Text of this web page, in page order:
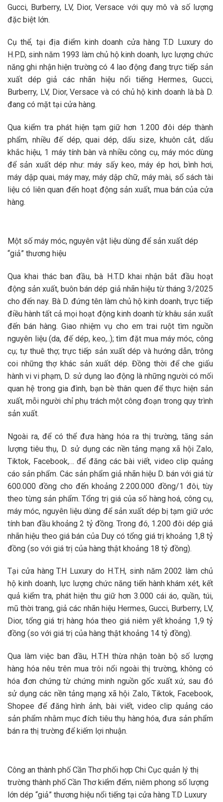
Gucci, Burberry, LV, Dior, Versace với quy mô và số lượng
đặc biệt lớn.
Cụ thể, tại địa điểm kinh doanh cửa hàng T.D Luxury do
H.P.D, sinh năm 1993 làm chủ hộ kinh doanh, lực lượng chức
năng ghi nhận hiện trường có 4 lao động đang trực tiếp sản
xuất dép giả các nhãn hiệu nổi tiếng Hermes, Gucci,
Burberry, LV, Dior, Versace và có chủ hộ kinh doanh là bà D.
đang có mặt tại cửa hàng.
Qua kiểm tra phát hiện tạm giữ hơn 1.200 đôi dép thành
phẩm, nhiều đế dép, quai dép, dấu size, khuôn cắt, dấu
khắc hiệu, 1 máy tính bàn và nhiều công cụ, máy móc dùng
để sản xuất dép như: máy sấy keo, máy ép hơi, bình hơi,
máy dập quai, máy may, máy dập chữ, máy mài, sổ sách tài
liệu có liên quan đến hoạt động sản xuất, mua bán của cửa
hàng.
Một số máy móc, nguyên vật liệu dùng để sản xuất dép
“giả” thương hiệu
Qua khai thác ban đầu, bà H.T.D khai nhận bắt đầu hoạt
động sản xuất, buôn bán dép giả nhãn hiệu từ tháng 3/2025
cho đến nay. Bà D. đứng tên làm chủ hộ kinh doanh, trực tiếp
điều hành tất cả mọi hoạt động kinh doanh từ khâu sản xuất
đến bán hàng. Giao nhiệm vụ cho em trai ruột tìm nguồn
nguyên liệu (da, đế dép, keo,..); tìm đặt mua máy móc, công
cụ; tự thuê thợ; trực tiếp sản xuất dép và hướng dẫn, trông
coi những thợ khác sản xuất dép. Đồng thời để che giấu
hành vi vi phạm, D. sử dụng lao động là những người có mối
quan hệ trong gia đình, bạn bè thân quen để thực hiện sản
xuất, mỗi người chỉ phụ trách một công đoạn trong quy trình
sản xuất.
Ngoài ra, để có thể đưa hàng hóa ra thị trường, tăng sản
lượng tiêu thụ, D. sử dụng các nền tảng mạng xã hội Zalo,
Tiktok, Facebook,… để đăng các bài viết, video clip quảng
cáo sản phẩm. Các sản phẩm giả nhãn hiệu D. bán với giá từ
600.000 đồng cho đến khoảng 2.200.000 đồng/1 đôi, tùy
theo từng sản phẩm. Tổng trị giá của số hàng hoá, công cụ,
máy móc, nguyên liệu dùng để sản xuất dép bị tạm giữ ước
tính ban đầu khoảng 2 tỷ đồng. Trong đó, 1.200 đôi dép giả
nhãn hiệu theo giá bán của Duy có tổng giá trị khoảng 1,8 tỷ
đồng (so với giá trị của hàng thật khoảng 18 tỷ đồng).
Tại cửa hàng T.H Luxury do H.T.H, sinh năm 2002 làm chủ
hộ kinh doanh, lực lượng chức năng tiến hành khám xét, kết
quả kiểm tra, phát hiện thu giữ hơn 3.000 cái áo, quần, túi,
mũ thời trang, giả các nhãn hiệu Hermes, Gucci, Burberry, LV,
Dior, tổng giá trị hàng hóa theo giá niêm yết khoảng 1,9 tỷ
đồng (so với giá trị của hàng thật khoảng 14 tỷ đồng).
Qua làm việc ban đầu, H.T.H thừa nhận toàn bộ số lượng
hàng hóa nêu trên mua trôi nổi ngoài thị trường, không có
hóa đơn chứng từ chứng minh nguồn gốc xuất xứ, sau đó
sử dụng các nền tảng mạng xã hội Zalo, Tiktok, Facebook,
Shopee để đăng hình ảnh, bài viết, video clip quảng cáo
sản phẩm nhằm mục đích tiêu thụ hàng hóa, đưa sản phẩm
bán ra thị trường để kiếm lợi nhuận.
Công an thành phố Cần Thơ phối hợp Chi Cục quản lý thị
trường thành phố Cần Thơ kiểm đếm, niêm phong số lượng
lớn dép “giả” thương hiệu nổi tiếng tại cửa hàng T.D Luxury